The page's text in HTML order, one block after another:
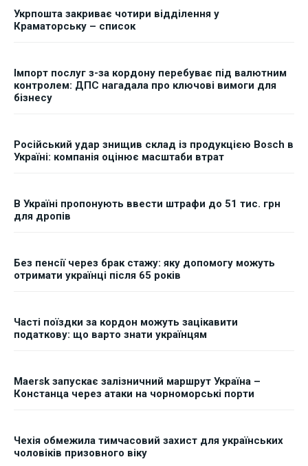
Укрпошта закриває чотири відділення у
Краматорську – список
Імпорт послуг з-за кордону перебуває під валютним
контролем: ДПС нагадала про ключові вимоги для
бізнесу
Російський удар знищив склад із продукцією Bosch в
Україні: компанія оцінює масштаби втрат
В Україні пропонують ввести штрафи до 51 тис. грн
для дропів
Без пенсії через брак стажу: яку допомогу можуть
отримати українці після 65 років
Часті поїздки за кордон можуть зацікавити
податкову: що варто знати українцям
Maersk запускає залізничний маршрут Україна –
Констанца через атаки на чорноморські порти
Чехія обмежила тимчасовий захист для українських
чоловіків призовного віку